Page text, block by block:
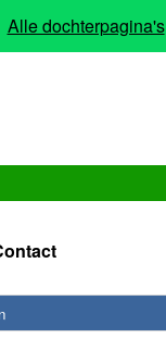
Alle dochterpagina's